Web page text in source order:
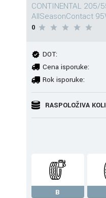
CONTINENTAL 205/
AllSeasonContact
0
DOT:
Cena isporuke:
Rok isporuke:
RASPOLOŽIVA
B